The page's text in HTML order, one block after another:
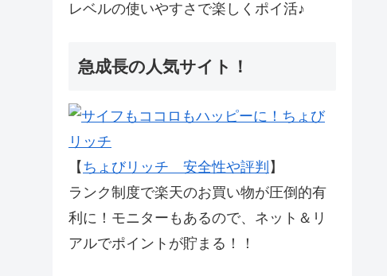
レベルの使いやすさで楽しくポイ活♪
急成長の人気サイト！
【 ちょびリッチ 安全性や評判 】
ランク制度で楽天のお買い物が圧倒的有
利に！モニターもあるので、ネット＆リ
アルでポイントが貯まる！！